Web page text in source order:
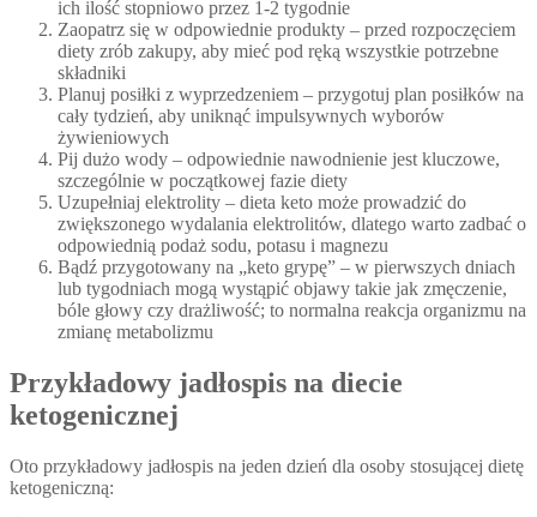
ich ilość stopniowo przez 1-2 tygodnie
Zaopatrz się w odpowiednie produkty – przed rozpoczęciem
diety zrób zakupy, aby mieć pod ręką wszystkie potrzebne
składniki
Planuj posiłki z wyprzedzeniem – przygotuj plan posiłków na
cały tydzień, aby uniknąć impulsywnych wyborów
żywieniowych
Pij dużo wody – odpowiednie nawodnienie jest kluczowe,
szczególnie w początkowej fazie diety
Uzupełniaj elektrolity – dieta keto może prowadzić do
zwiększonego wydalania elektrolitów, dlatego warto zadbać o
odpowiednią podaż sodu, potasu i magnezu
Bądź przygotowany na „keto grypę” – w pierwszych dniach
lub tygodniach mogą wystąpić objawy takie jak zmęczenie,
bóle głowy czy drażliwość; to normalna reakcja organizmu na
zmianę metabolizmu
Przykładowy jadłospis na diecie
ketogenicznej
Oto przykładowy jadłospis na jeden dzień dla osoby stosującej dietę
ketogeniczną: